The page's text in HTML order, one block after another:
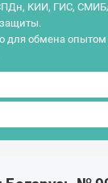
КИИ, ГИС,
для обмена